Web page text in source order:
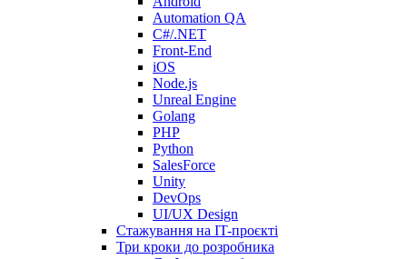
Automation QA
C#/.NET
Front-End
iOS
Node.js
Unreal Engine
Golang
PHP
Python
SalesForce
Unity
DevOps
UI/UX Design
Стажування на IT-проєкті
Три кроки до розробника